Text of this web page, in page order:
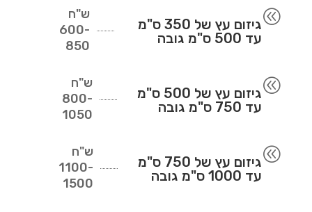
@
גיזום עץ של 350 ס"מ
עד 500 ס"מ גובה
ש"ח
600-
850
@
גיזום עץ של 500 ס"מ
עד 750 ס"מ גובה
ש"ח
800-
1050
@
גיזום עץ של 750 ס"מ
עד 1000 ס"מ גובה
ש"ח
1100-
1500